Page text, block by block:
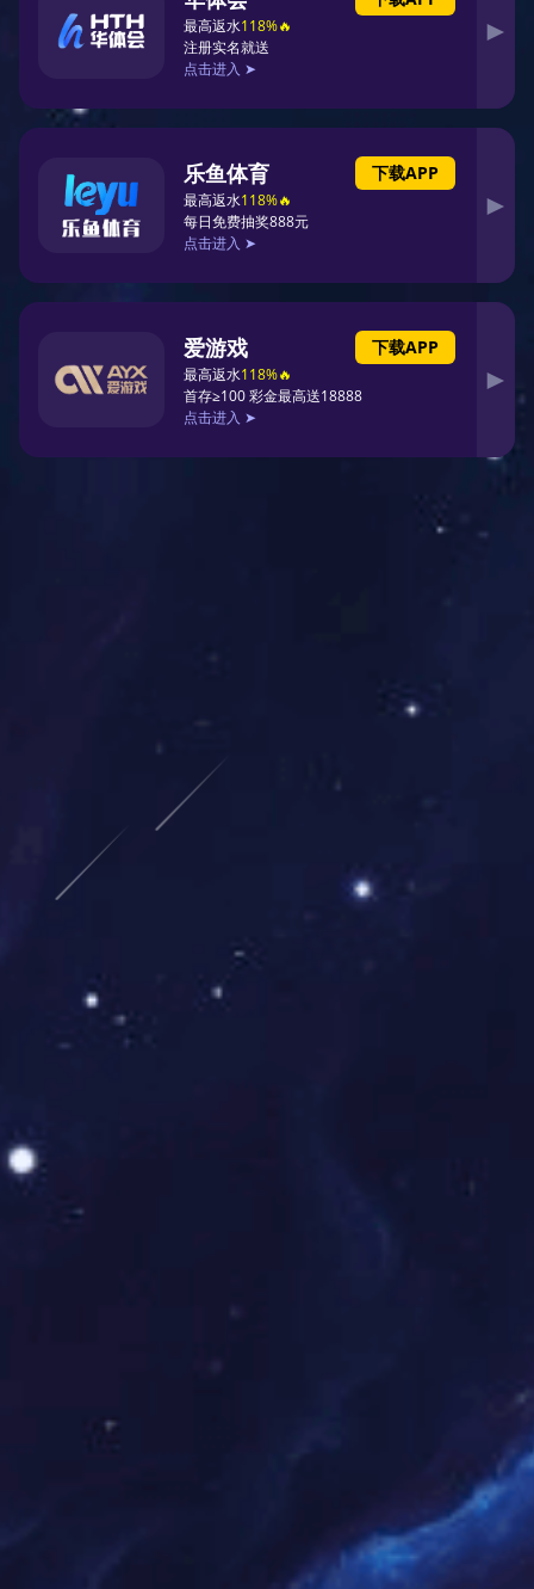
探秘之旅
上海篮球队荣登篮球战术排行榜第
三名展现强大实力与团队协作
上海排球队逆袭之旅揭秘努力与坚